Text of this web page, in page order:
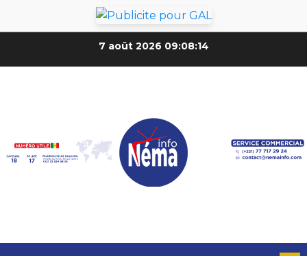
7 août 2026 09:08:16